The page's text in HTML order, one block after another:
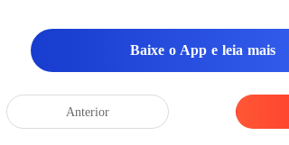
Baixe o App e leia mais
Anterior